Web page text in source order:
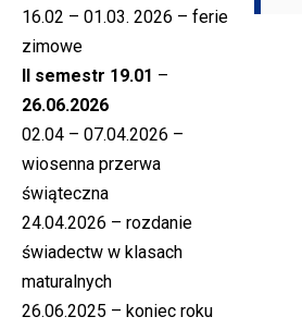
16.02 – 01.03. 2026 – ferie
zimowe
II semestr 19.01 –
26.06.2026
02.04 – 07.04.2026 –
wiosenna przerwa
świąteczna
24.04.2026 – rozdanie
świadectw w klasach
maturalnych
26.06.2025 – koniec roku